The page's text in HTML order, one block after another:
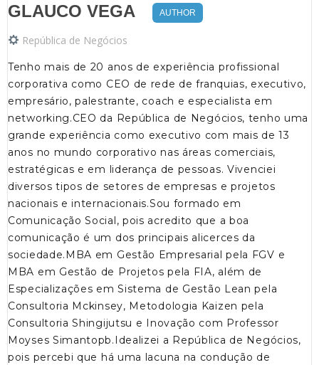
GLAUCO VEGA AUTHOR
República de Negócios
Tenho mais de 20 anos de experiência profissional
corporativa como CEO de rede de franquias, executivo,
empresário, palestrante, coach e especialista em
networking.CEO da República de Negócios, tenho uma
grande experiência como executivo com mais de 13
anos no mundo corporativo nas áreas comerciais,
estratégicas e em liderança de pessoas. Vivenciei
diversos tipos de setores de empresas e projetos
nacionais e internacionais.Sou formado em
Comunicação Social, pois acredito que a boa
comunicação é um dos principais alicerces da
sociedade.MBA em Gestão Empresarial pela FGV e
MBA em Gestão de Projetos pela FIA, além de
Especializações em Sistema de Gestão Lean pela
Consultoria Mckinsey, Metodologia Kaizen pela
Consultoria Shingijutsu e Inovação com Professor
Moyses Simantopb.Idealizei a República de Negócios,
pois percebi que há uma lacuna na condução de